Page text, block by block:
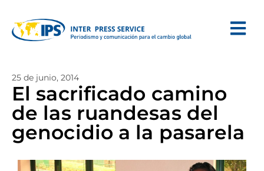
25 de junio, 2014
El sacrificado camino
de las ruandesas del
genocidio a la pasarela